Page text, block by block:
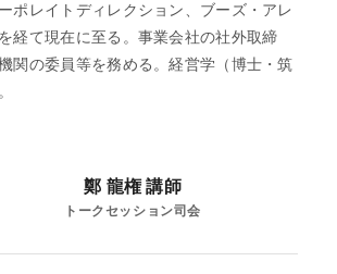
環境
境
ポレイトディレクション、ブーズ・アレ
経て現在に至る。事業会社の社外取締
関の委員等を務める。経営学（博士・筑
鄭 龍権 講師
トークセッション司会